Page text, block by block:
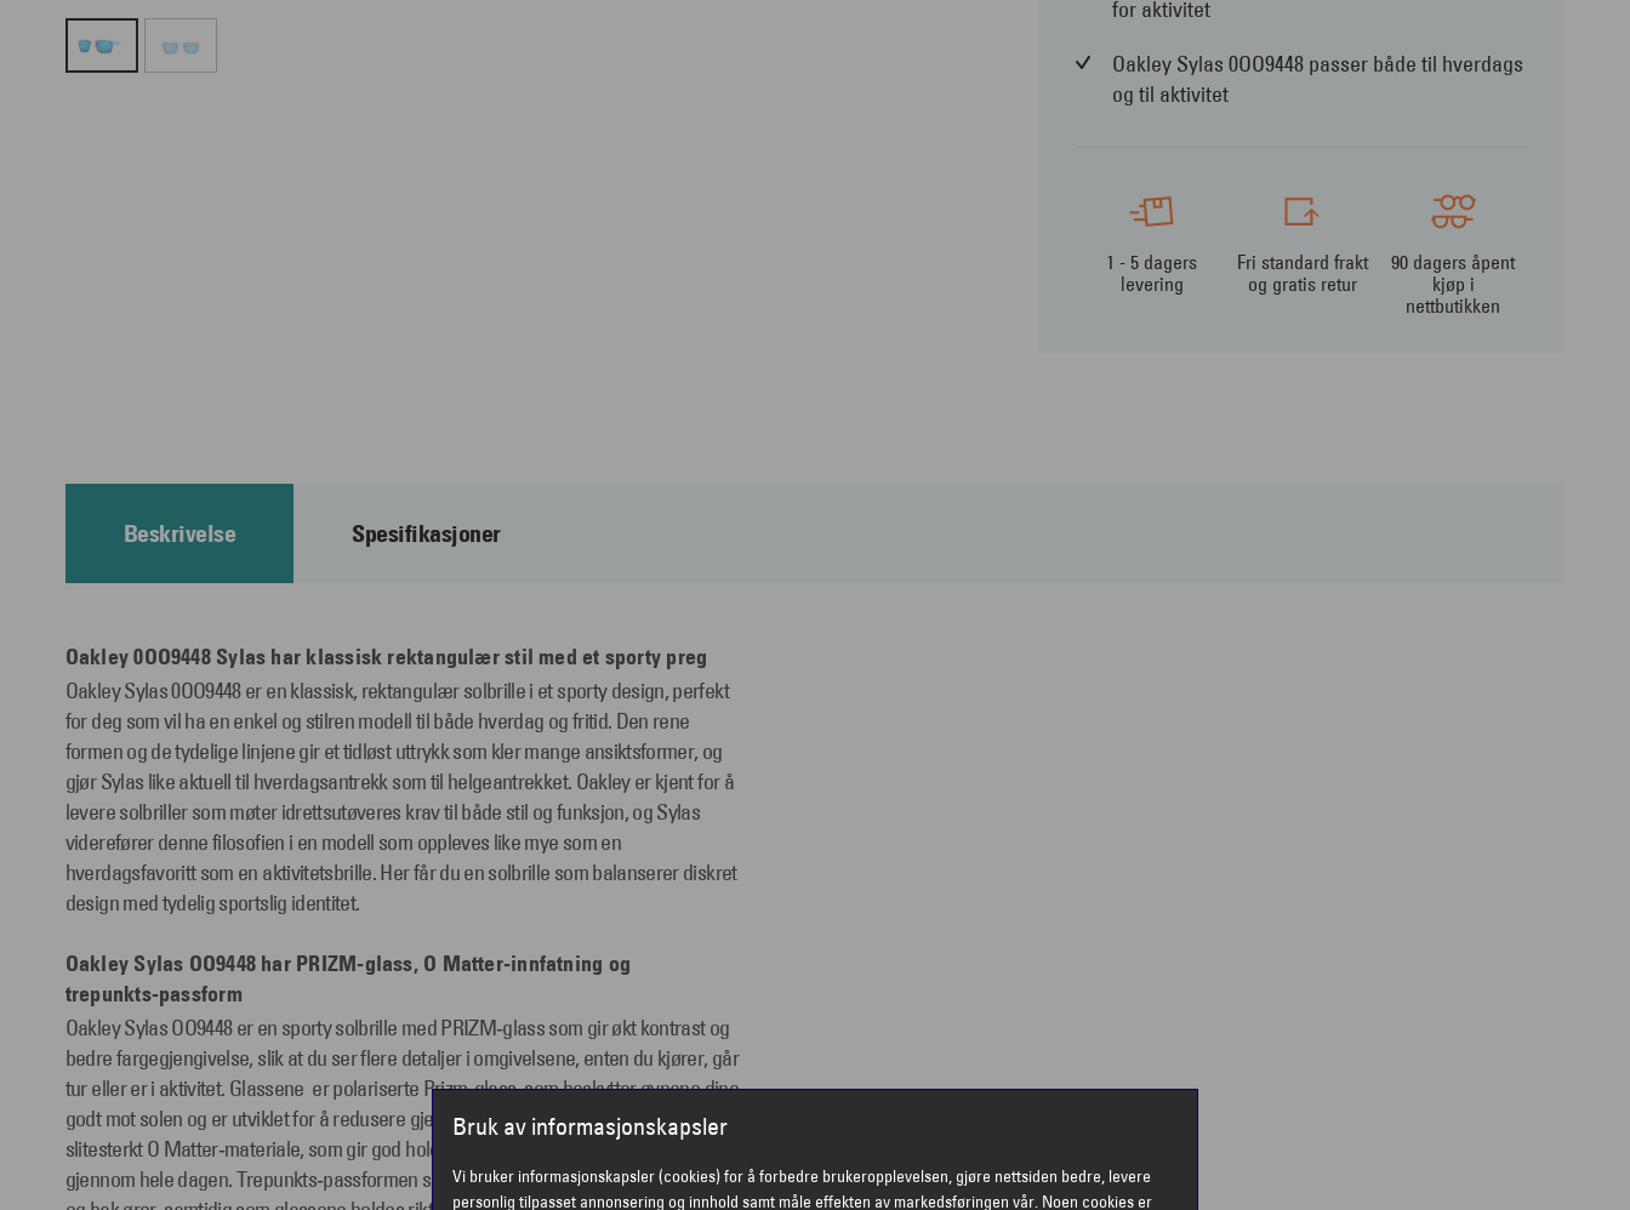
for aktivitet
Oakley Sylas 0OO9448 passer både til hverdags
og til aktivitet
1 - 5 dagers
levering
Fri standard frakt
og gratis retur
90 dagers åpent
kjøp i
nettbutikken
Beskrivelse Spesifikasjoner
Oakley 0OO9448 Sylas har klassisk rektangulær stil med et sporty preg
Oakley Sylas 0OO9448 er en klassisk, rektangulær solbrille i et sporty design, perfekt
for deg som vil ha en enkel og stilren modell til både hverdag og fritid. Den rene
formen og de tydelige linjene gir et tidløst uttrykk som kler mange ansiktsformer, og
gjør Sylas like aktuell til hverdagsantrekk som til helgeantrekket. Oakley er kjent for å
levere solbriller som møter idrettsutøveres krav til både stil og funksjon, og Sylas
viderefører denne filosofien i en modell som oppleves like mye som en
hverdagsfavoritt som en aktivitetsbrille. Her får du en solbrille som balanserer diskret
design med tydelig sportslig identitet.
Oakley Sylas OO9448 har PRIZM‑glass, O Matter‑innfatning og
trepunkts‑passform
Oakley Sylas OO9448 er en sporty solbrille med PRIZM‑glass som gir økt kontrast og
bedre fargegjengivelse, slik at du ser flere detaljer i omgivelsene, enten du kjører, går
tur eller er i aktivitet. Glassene er polariserte Prizm‑glass, som beskytter øynene dine
godt mot solen og er utviklet for å redusere gjenskinn. Innfatningen er laget i lett og
slitesterkt O Matter‑materiale, som gir god holdbarhet og en behagelig passform
gjennom hele dagen. Trepunkts‑passformen sørger for at brillen hviler stabilt på nese
Bruk av informasjonskapsler
Vi bruker informasjonskapsler (cookies) for å forbedre brukeropplevelsen, gjøre nettsiden bedre, levere
personlig tilpasset annonsering og innhold samt måle effekten av markedsføringen vår. Noen cookies er